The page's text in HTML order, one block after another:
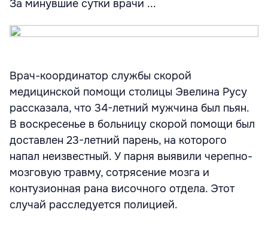
За минувшие сутки врачи ...
Врач-координатор службы скорой
медицинской помощи столицы Эвелина Русу
рассказала, что 34-летний мужчина был пьян.
В воскресенье в больницу скорой помощи был
доставлен 23-летний парень, на которого
напал неизвестный. У парня выявили черепно-
мозговую травму, сотрясение мозга и
контузионная рана височного отдела. Этот
случай расследуется полицией.